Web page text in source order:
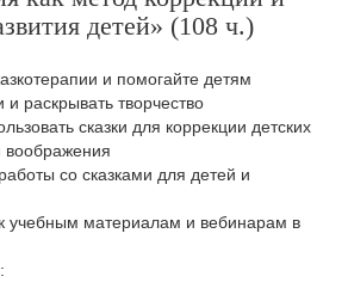
детей» (108 ч.)
и помогайте детям
и раскрывать творчество
сказки для коррекции детских
воображения
со сказками для детей и
учебным материалам и вебинарам в